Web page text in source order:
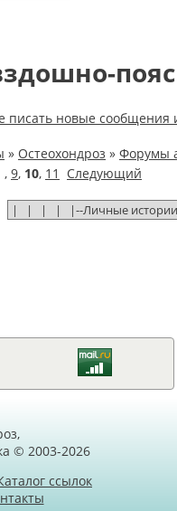
» Остеохондроз » Форумы
, 9, 10, 11 Следующий
© 2003-2026
ссылок